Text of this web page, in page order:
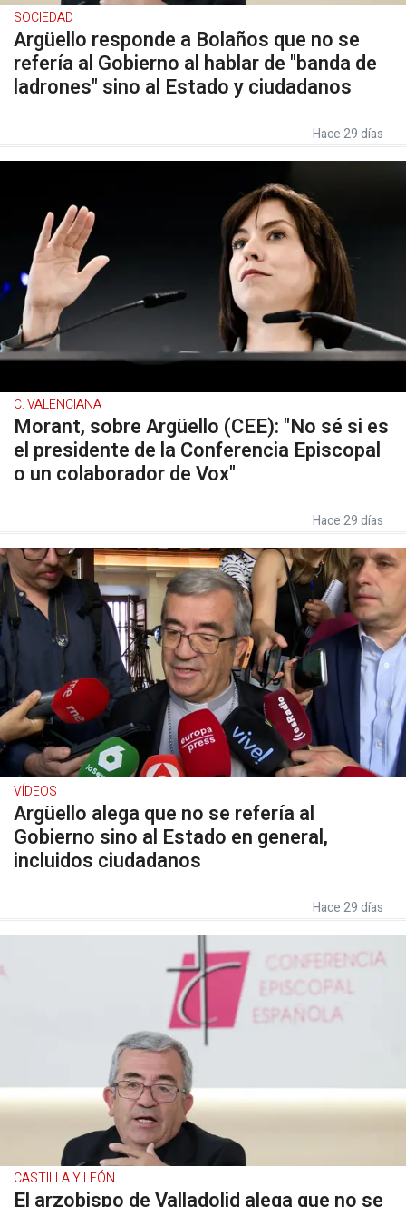
SOCIEDAD
Argüello responde a Bolaños que no se
refería al Gobierno al hablar de "banda de
ladrones" sino al Estado y ciudadanos
Hace 29 días
C. VALENCIANA
Morant, sobre Argüello (CEE): "No sé si es
el presidente de la Conferencia Episcopal
o un colaborador de Vox"
Hace 29 días
VÍDEOS
Argüello alega que no se refería al
Gobierno sino al Estado en general,
incluidos ciudadanos
Hace 29 días
CASTILLA Y LEÓN
El arzobispo de Valladolid alega que no se